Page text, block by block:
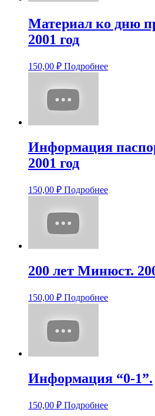
Материал ко дню
2001 год
150,00 ₽ Подробнее
Информация
2001 год
150,00 ₽ Подробнее
200 лет Минюст.
150,00 ₽ Подробнее
Информация “0-1”.
150,00 ₽ Подробнее